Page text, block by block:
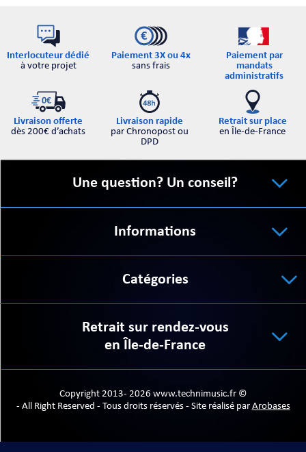
Interlocuteur dédié
à votre projet
Paiement 3X ou 4x
sans frais
Paiement par
mandats
administratifs
Livraison offerte
dès 200€ d’achats
Livraison rapide
par Chronopost ou
DPD
Retrait sur place
en Île-de-France
Une question? Un conseil?
Informations
Catégories
Retrait sur rendez-vous
en Île-de-France
Copyright 2013- 2026 www.technimusic.fr ©
- All Right Reserved - Tous droits réservés - Site réalisé par Arobases